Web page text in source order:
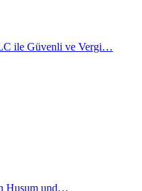
ile Güvenli ve Vergi…
Husum und…